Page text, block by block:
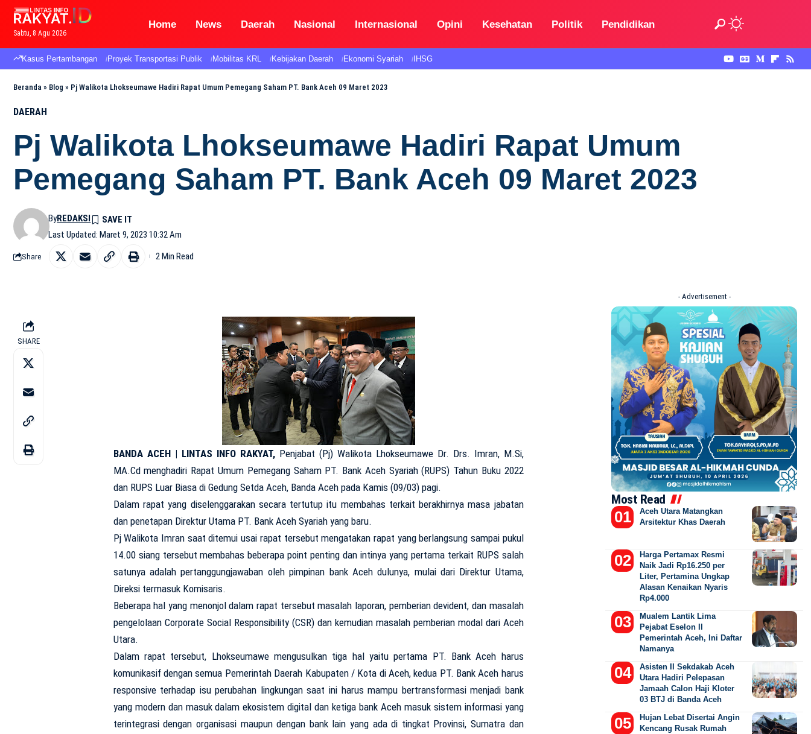
Sabtu, 8 Agu 2026
Home News Daerah Nasional Internasional Opini Kesehatan Politik Pendidikan
Kasus Pertambangan Proyek Transportasi Publik Mobilitas KRL Kebijakan Daerah Ekonomi Syariah IHSG
Beranda » Blog » Pj Walikota Lhokseumawe Hadiri Rapat Umum Pemegang Saham PT. Bank Aceh 09 Maret 2023
DAERAH
Pj Walikota Lhokseumawe Hadiri Rapat Umum
Pemegang Saham PT. Bank Aceh 09 Maret 2023
Last Updated: Maret 9, 2023 10:32 Am
ByREDAKSI
Share 2 Min Read
SHARE
BANDA ACEH | LINTAS INFO RAKYAT,Penjabat (Pj) Walikota Lhokseumawe Dr. Drs. Imran, M.Si,
MA.Cd menghadiri Rapat Umum Pemegang Saham PT. Bank Aceh Syariah (RUPS) Tahun Buku 2022
dan RUPS Luar Biasa di Gedung Setda Aceh, Banda Aceh pada Kamis (09/03) pagi.
Dalam rapat yang diselenggarakan secara tertutup itu membahas terkait berakhirnya masa jabatan
dan penetapan Direktur Utama PT. Bank Aceh Syariah yang baru.
Pj Walikota Imran saat ditemui usai rapat tersebut mengatakan rapat yang berlangsung sampai pukul
14.00 siang tersebut membahas beberapa point penting dan intinya yang pertama terkait RUPS salah
satunya adalah pertanggungjawaban oleh pimpinan bank Aceh dulunya, mulai dari Direktur Utama,
Direksi termasuk Komisaris.
Beberapa hal yang menonjol dalam rapat tersebut masalah laporan, pemberian devident, dan masalah
pengelolaan Corporate Social Responsibility (CSR) dan kemudian masalah pemberian modal dari Aceh
Utara.
Dalam rapat tersebut, Lhokseumawe mengusulkan tiga hal yaitu pertama PT. Bank Aceh harus
komunikasif dengan semua Pemerintah Daerah Kabupaten / Kota di Aceh, kedua PT. Bank Aceh harus
responsive terhadap isu perubahan lingkungan saat ini harus mampu bertransformasi menjadi bank
yang modern dan masuk dalam ekosistem digital dan ketiga bank Aceh masuk sistem informasi yang
terintegrasi dengan organisasi maupun dengan bank lain yang ada di tingkat Provinsi, Sumatra dan
- Advertisement -
Most Read
Aceh Utara Matangkan
Arsitektur Khas Daerah
Harga Pertamax Resmi
Naik Jadi Rp16.250 per
Liter, Pertamina Ungkap
Alasan Kenaikan Nyaris
Rp4.000
Mualem Lantik Lima
Pejabat Eselon II
Pemerintah Aceh, Ini Daftar
Namanya
Asisten II Sekdakab Aceh
Utara Hadiri Pelepasan
Jamaah Calon Haji Kloter
03 BTJ di Banda Aceh
Hujan Lebat Disertai Angin
Kencang Rusak Rumah